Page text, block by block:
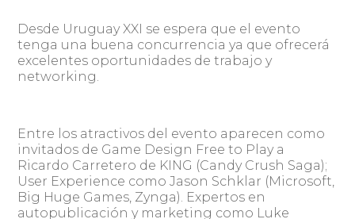
Desde Uruguay XXI se espera que el evento
tenga una buena concurrencia ya que ofrecerá
excelentes oportunidades de trabajo y
networking.
Entre los atractivos del evento aparecen como
invitados de Game Design Free to Play a
Ricardo Carretero de KING (Candy Crush Saga);
User Experience como Jason Schklar (Microsoft,
Big Huge Games, Zynga). Expertos en
autopublicación y marketing como Luke